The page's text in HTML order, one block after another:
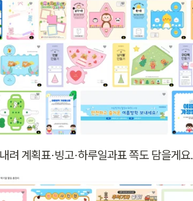
려 계획표·빙고·하루일과표 쪽도 담을게요.